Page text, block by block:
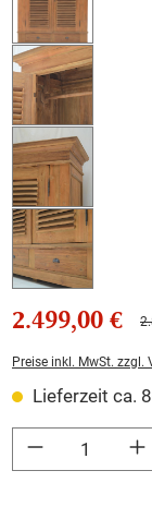
2.499,00 €
Preise inkl. MwSt. zzgl.
Lieferzeit ca.
Produkt Anzahl: Gib